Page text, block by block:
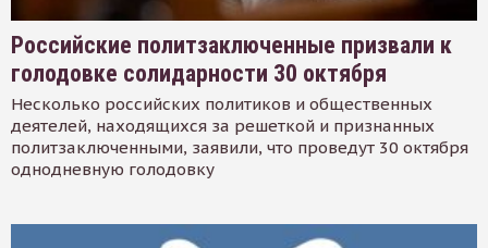
Российские политзаключенные призвали к
голодовке солидарности 30 октября
Несколько российских политиков и общественных
деятелей, находящихся за решеткой и признанных
политзаключенными, заявили, что проведут 30 октября
однодневную голодовку